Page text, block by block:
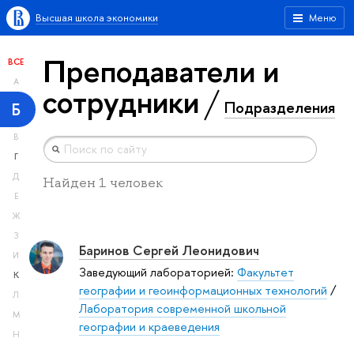
Меню
Высшая школа экономики
ВСЕ
А
Б
В
Г
Д
Е
Ж
З
И
К
Л
М
Н
Преподаватели и
сотрудники Подразделения
Найден 1 человек
Баринов Сергей Леонидович
Заведующий лабораторией: Факультет
географии и геоинформационных технологий /
Лаборатория современной школьной
географии и краеведения